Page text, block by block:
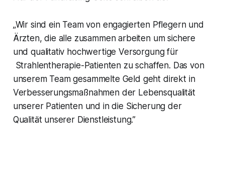
„Wir sind ein Team von engagierten Pflegern und
Ärzten, die alle zusammen arbeiten um sichere
und qualitativ hochwertige Versorgung für
Strahlentherapie-Patienten zu schaffen. Das von
unserem Team gesammelte Geld geht direkt in
Verbesserungsmaßnahmen der Lebensqualität
unserer Patienten und in die Sicherung der
Qualität unserer Dienstleistung.”